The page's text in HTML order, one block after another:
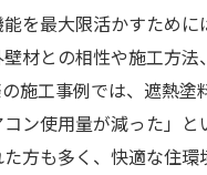
塗装の完成後に満足す
を最大限活かすために
材との相性や施工方
施工事例では、遮熱塗
ン使用量が減った」と
方も多く、快適な住環